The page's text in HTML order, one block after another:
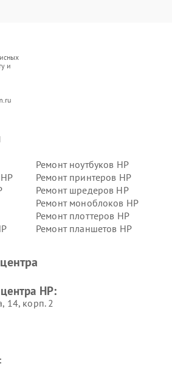
и
Ремонт ноутбуков HP
Ремонт принтеров HP
Ремонт шредеров HP
Ремонт моноблоков HP
Ремонт плоттеров HP
Ремонт планшетов HP
HP:
14, корп. 2